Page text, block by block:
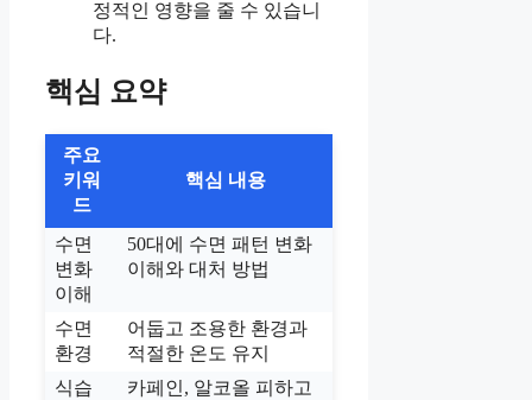
정적인 영향을 줄 수 있습니
다.
핵심 요약
주요
키워
드
핵심 내용
수면
변화
이해
50대에 수면 패턴 변화
이해와 대처 방법
수면
환경
어둡고 조용한 환경과
적절한 온도 유지
식습
카페인, 알코올 피하고